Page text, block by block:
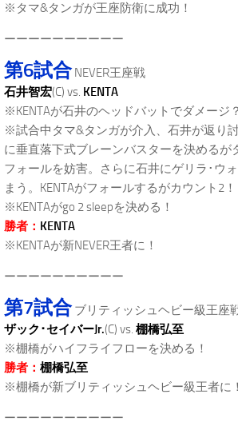
※タマ&タンガが王座防衛に成功！
ーーーーーーーーーー
第6試合NEVER王座戦
石井智宏(C) vs. KENTA
※KENTAが石井のヘッドバットでダメージ？
※試合中タマ&タンガが介入、石井が返り
に垂直落下式ブレーンバスターを決めるが
フォールを妨害。さらに石井にゲリラ･ウ
まう。KENTAがフォールするがカウント2！
※KENTAがgo 2 sleepを決める！
勝者： KENTA
※KENTAが新NEVER王者に！
ーーーーーーーーーー
第7試合ブリティッシュヘビー級王座
ザック･セイバーJr.(C) vs. 棚橋弘至
※棚橋がハイフライフローを決める！
勝者： 棚橋弘至
※棚橋が新ブリティッシュヘビー級王者に！
ーーーーーーーーーー